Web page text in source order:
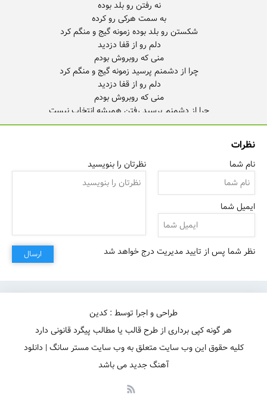
بمیرم آخرم
نظرات
نام شما
ایمیل شما
نظرتان را بنویسید
نظر شما پس از تایید مدیریت درج خواهد شد ارسال
طراحی و اجرا توسط : کدین
هر گونه کپی برداری از طرح قالب یا مطالب پیگرد قانونی دارد
کلیه حقوق این وب سایت متعلق به وب سایت مستر سانگ | دانلود
آهنگ جدید می باشد